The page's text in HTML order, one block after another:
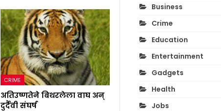
CRIME
अतिउष्णतेने बिथरलेला वाघ अन्
दुर्दैवी संघर्ष
Business
Crime
Education
Entertainment
Gadgets
Health
Jobs